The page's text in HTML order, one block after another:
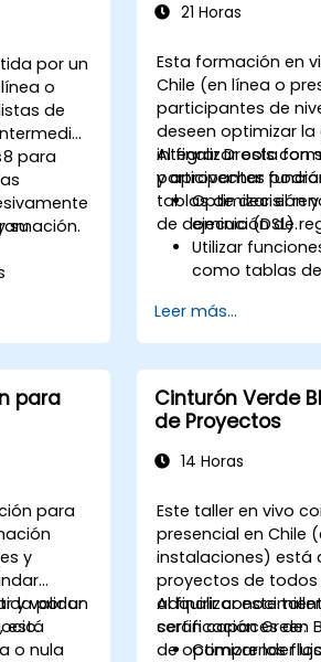
por un
o
de
8 para
su
las
para
del
21 Horas
Esta formación en
Chile (en línea o
participantes de
deseen optimizar
integrar Drools con
y aprovechar
tablas de decisión
de dominio (DSL).
Al finalizar esta
participantes
Optimizar el
ejecución de
Utilizar
como tablas de
Integrar Drools
aplicaciones
Implementar
control de
para el
Diseñar e
necesidades
Leer más...
para
para
y
y validar
por un
está
o nula
Cinturón Verde
de Proyectos
14 Horas
Este taller en vivo
presencial en Chile
instalaciones) está
proyectos de todos
adquirir
certificación Green
de optimizar los
Al finalizar este
serán capaces de:
Comprender